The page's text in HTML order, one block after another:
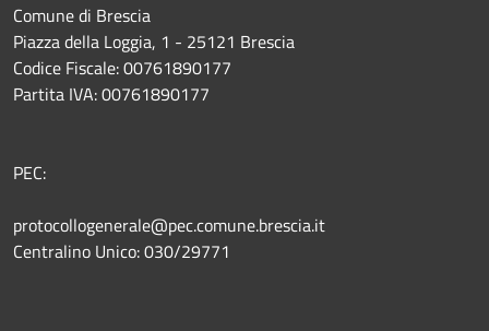
Comune di Brescia
Piazza della Loggia, 1 - 25121 Brescia
Codice Fiscale: 00761890177
Partita IVA: 00761890177
PEC:
protocollogenerale@pec.comune.brescia.it
Centralino Unico: 030/29771